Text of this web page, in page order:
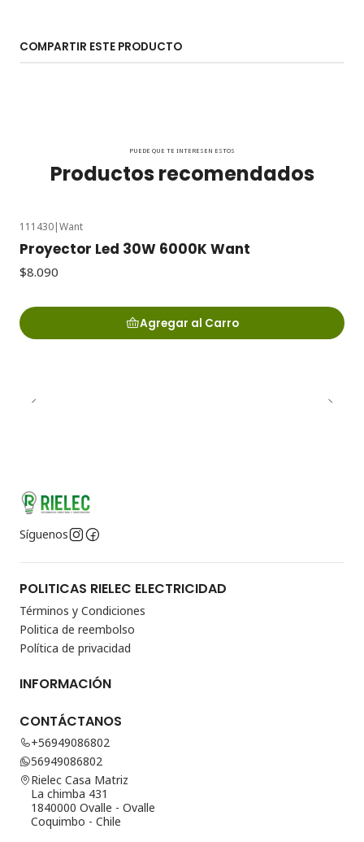
COMPARTIR ESTE PRODUCTO
PUEDE QUE TE INTERESEN ESTOS
Productos recomendados
111430|Want
Proyector Led 30W 6000K Want
$8.090
Agregar al Carro
Síguenos
POLITICAS RIELEC ELECTRICIDAD
Términos y Condiciones
Politica de reembolso
Política de privacidad
INFORMACIÓN
CONTÁCTANOS
+56949086802
56949086802
Rielec Casa Matriz
La chimba 431
1840000 Ovalle - Ovalle
Coquimbo - Chile